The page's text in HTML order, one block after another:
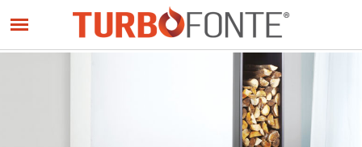
au
Panneau de gestion des cookies